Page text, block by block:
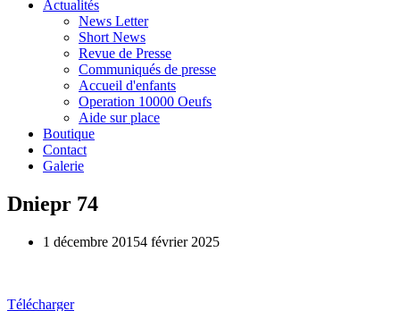
Actualités
News Letter
Short News
Revue de Presse
Communiqués de presse
Accueil d'enfants
Operation 10000 Oeufs
Aide sur place
Boutique
Contact
Galerie
Dniepr 74
1 décembre 20154 février 2025
Télécharger